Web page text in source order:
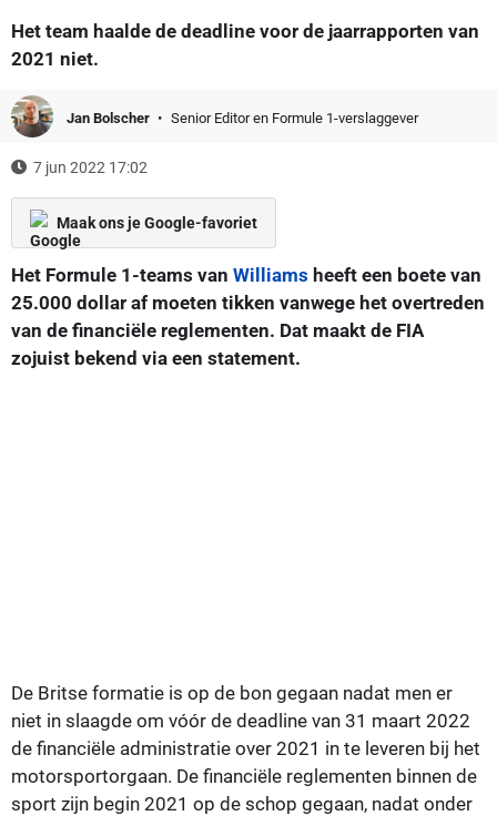
Het team haalde de deadline voor de jaarrapporten van
2021 niet.
Jan Bolscher Senior Editor en Formule 1-verslaggever
7 jun 2022 17:02
Maak ons je Google-favoriet
Het Formule 1-teams van Williams heeft een boete van
25.000 dollar af moeten tikken vanwege het overtreden
van de financiële reglementen. Dat maakt de FIA
zojuist bekend via een statement.
De Britse formatie is op de bon gegaan nadat men er
niet in slaagde om vóór de deadline van 31 maart 2022
de financiële administratie over 2021 in te leveren bij het
motorsportorgaan. De financiële reglementen binnen de
sport zijn begin 2021 op de schop gegaan, nadat onder